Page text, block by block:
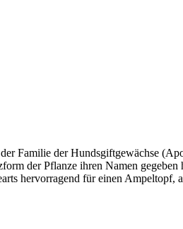
Familie der Hundsgiftgewächse
der Pflanze ihren Namen
hervorragend für einen Ampeltopf,